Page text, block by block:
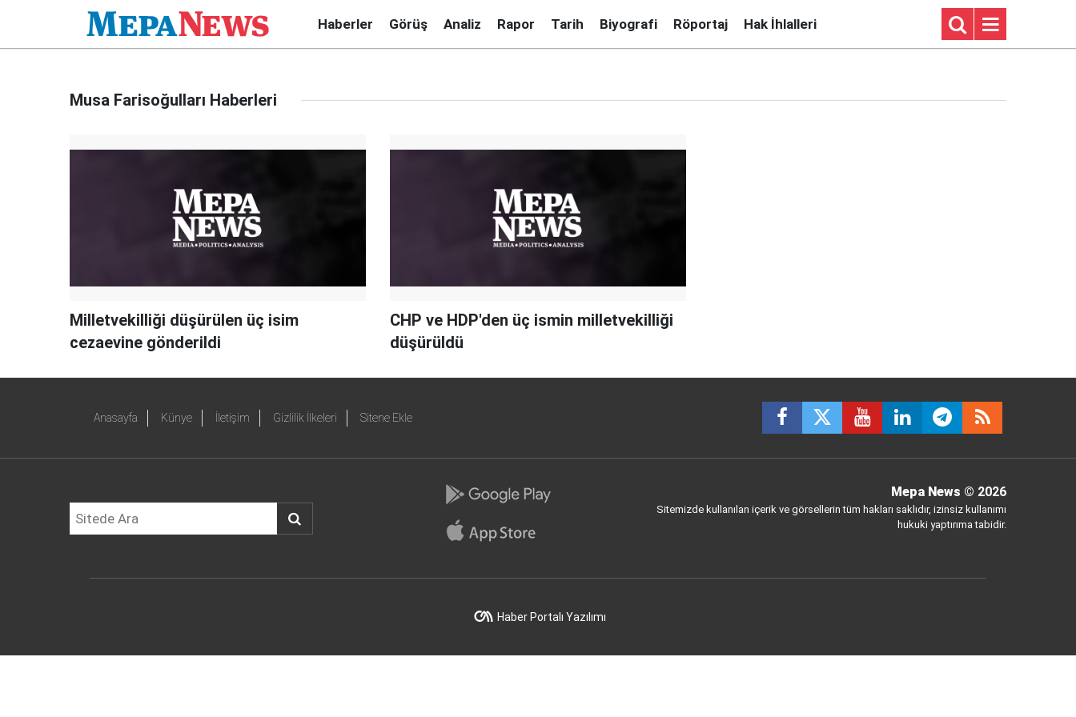
Haberler Görüş Analiz Rapor Tarih Biyografi Röportaj Hak İhlalleri
Musa Farisoğulları Haberleri
Milletvekilliği düşürülen üç isim
cezaevine gönderildi
CHP ve HDP'den üç ismin milletvekilliği
düşürüldü
Anasayfa Künye İletişim Gizlilik İlkeleri Sitene Ekle
Mepa News © 2026
Sitemizde kullanılan içerik ve görsellerin tüm hakları saklıdır, izinsiz kullanımı
hukuki yaptırıma tabidir.
Haber Portalı Yazılımı